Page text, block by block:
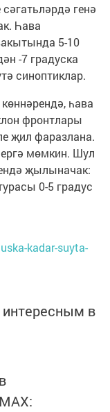
генә
Һава
5-10
-7 градуска
синоптиклар.
һава
фронтлары
җил фаразлана.
мөмкин. Шул
җылыначак:
0-5 градус
kadar-suyta-
в